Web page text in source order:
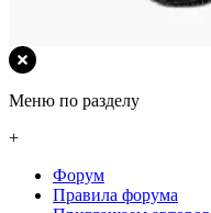
Меню по разделу
+
Форум
Правила форума